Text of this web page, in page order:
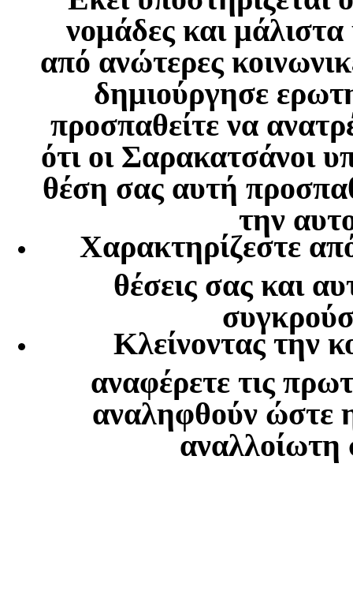
νομάδες και
από ανώτερες
δημιούργησε
προσπαθείτε να
ότι οι Σαρακατσάνοι
θέση σας αυτή
την
Χαρακτηρίζεστε
θέσεις σας και
Κλείνοντας την
αναφέρετε τις
αναληφθούν ώστε
αναλλοίωτη